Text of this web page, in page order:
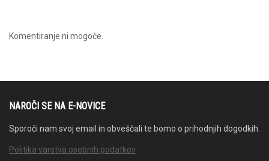
Komentiranje ni mogoče.
NAROČI SE NA E-NOVICE
Sporoči nam svoj email in obveščali te bomo o prihodnjih dogodkih.
Politika varstva osebnih podatkov